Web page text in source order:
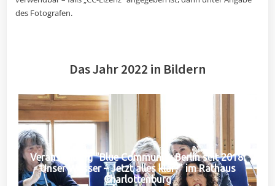
des Fotografen.
Das Jahr 2022 in Bildern
Veranstaltung "Blue Community Berlin seit 2018:
Unser Wasser – Jetzt alles klar?" im Rathaus
Charlottenburg